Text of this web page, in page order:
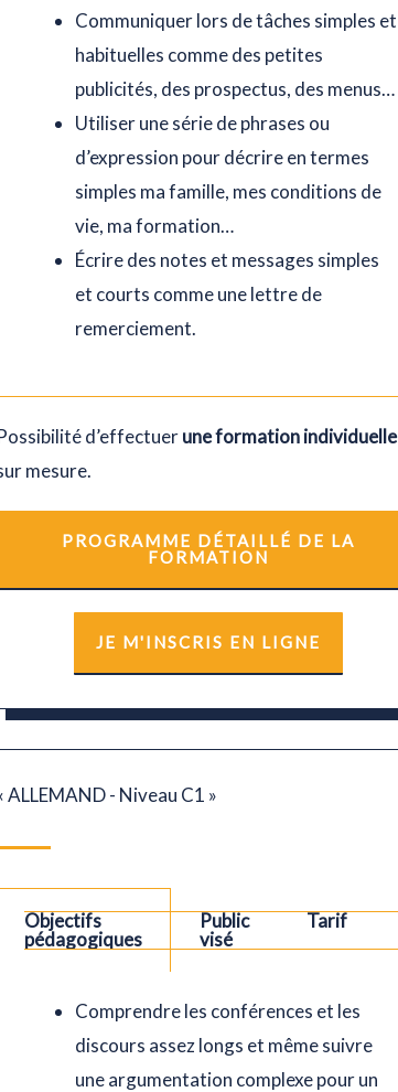
Communiquer lors de tâches simples et
habituelles comme des petites
publicités, des prospectus, des menus…
Utiliser une série de phrases ou
d’expression pour décrire en termes
simples ma famille, mes conditions de
vie, ma formation…
Écrire des notes et messages simples
et courts comme une lettre de
remerciement.
d’effectuerune formation individuelle
mesure.
PROGRAMME DÉTAILLÉ DE LA
FORMATION
JE M'INSCRIS EN LIGNE
ALLEMAND - Niveau C1 »
Objectifs
pédagogiques
Public
visé
Tarif
Comprendre les conférences et les
discours assez longs et même suivre
une argumentation complexe pour un